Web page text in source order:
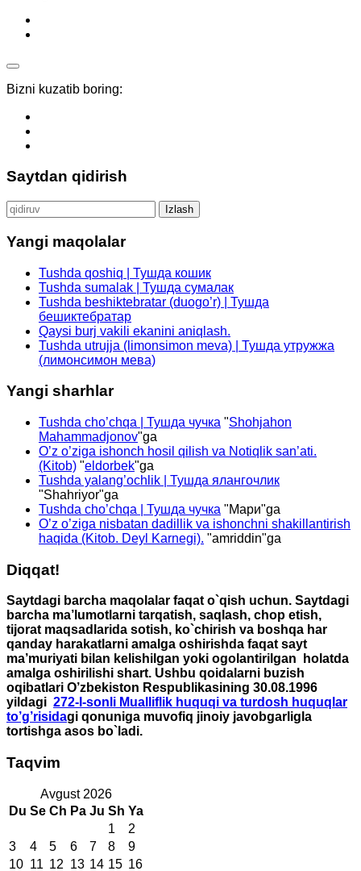
Bizni kuzatib boring:
Saytdan qidirish
Qidirshish:
Yangi maqolalar
Tushda qoshiq | Тушда кошик
Tushda sumalak | Тушда сумалак
Tushda beshiktebratar (duogo’r) | Тушда
бешиктебратар
Qaysi burj vakili ekanini aniqlash.
Tushda utrujja (limonsimon meva) | Тушда утружжа
(лимонсимон мева)
Yangi sharhlar
Tushda cho’chqa | Тушда чучка "Shohjahon
Mahammadjonov"ga
O’z o’ziga ishonch hosil qilish va Notiqlik san’ati.
(Kitob) "eldorbek"ga
Tushda yalang’ochlik | Тушда ялангочлик
"Shahriyor"ga
Tushda cho’chqa | Тушда чучка "Мари"ga
O’z o’ziga nisbatan dadillik va ishonchni shakillantirish
haqida (Kitob. Deyl Karnegi). "amriddin"ga
Diqqat!
Saytdagi barcha maqolalar faqat o`qish uchun. Saytdagi
barcha ma’lumotlarni tarqatish, saqlash, chop etish,
tijorat maqsadlarida sotish, ko`chirish va boshqa har
qanday harakatlarni amalga oshirishda faqat sayt
ma’muriyati bilan kelishilgan yoki ogolantirilgan holatda
amalga oshirilishi shart. Ushbu qoidalarni buzish
oqibatlari O’zbekiston Respublikasining 30.08.1996
yildagi 272-I-sonli Mualliflik huquqi va turdosh huquqlar
to’g’risidagi qonuniga muvofiq jinoiy javobgarligla
tortishga asos bo`ladi.
Taqvim
Avgust 2026
Du Se Ch Pa Ju Sh Ya
1
2
3
4 5 6 7 8
9
10 11 12 13 14 15 16